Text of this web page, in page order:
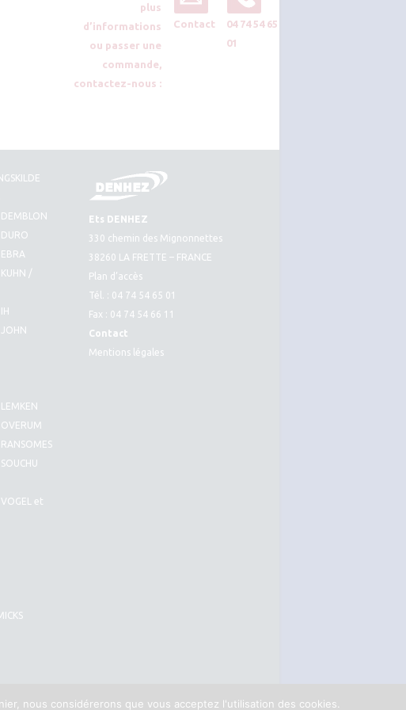
plus
d’informations
ou passer une
commande,
contactez-nous :
Contact
04 74 54 65
01
/
et
Ets DENHEZ
330 chemin des Mignonnettes
38260 LA FRETTE – FRANCE
Plan d’accès
Tél. : 04 74 54 65 01
Fax : 04 74 54 66 11
Contact
Mentions légales
nous considérerons que vous acceptez l'utilisation des cookies.